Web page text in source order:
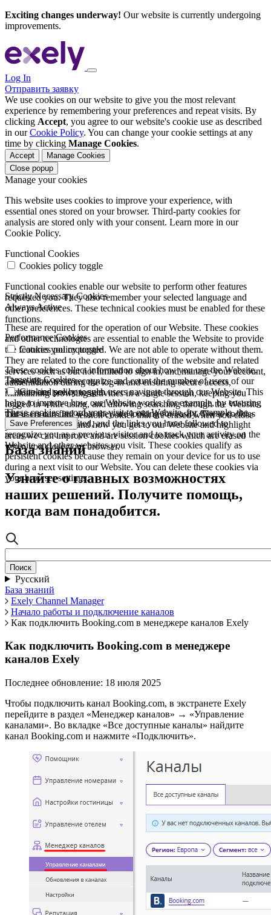
Exciting changes underway! Our website is currently undergoing
improvements.
Log In
Отправить заявку
We use cookies on our website to give you the most relevant
experience by remembering your preferences and repeat visits. By
clicking Accept, you agree to our website's cookie use as described
in ourCookie Policy. You can change your cookie settings at any
time by clicking Manage Cookies.
Accept
Manage Cookies
Close popup
Manage your cookies
This website uses cookies to improve your experience, with
essential ones stored on your browser. Third-party cookies for
analysis are stored only with your consent. Learn more in our
Cookie Policy.
Functional Cookies
Cookies policy toggle
Functional cookies enable our website to perform other features
requested you. They also remember your selected language and
other preferences. These technical cookies must be enabled for these
functions.
Strictly Necessary Cookies
Always Active
These are required for the operation of our Website. These cookies
and other technologies are essential to enable the Website to provide
the features you requested. We are not able to operate without them.
They are related to the core functionality of the website and related
services such as but not limited to sign in, and manage your account,
authentication during the log-in and ensuring secure access,
maintaining browsing activities in a single session, keeping you
logged in while using, and allowing searching through the Website.
These cookies are session cookies that are erased when you close
your browser.
Performance Cookies
Cookies policy toggle
These cookies collect information about how you use the Website.
These allow us to recognize and count the number of users of our
Website and see how such users navigate through our Website. This
helps to improve how our Website works, for example, by ensuring
that users can find what they are looking for easily. These cookies
are used to understand how you get to our Website and highlight
areas we can improve and are session cookies which are erased
when you close your browser.
Targeting Cookies
Cookies policy toggle
These cookies record your visit to our Website, for example, the
pages you have visited, and the links you have followed to
recognize you as a previous visitor and to track your activity on the
Website and other websites you visit. These cookies qualify as
persistent cookies because they remain on your device for us to use
during a next visit to our Website. You can delete these cookies via
your browser settings.
Save Preferences
База знаний
Узнайте о главных возможностях
наших решений. Получите помощь,
когда вам понадобится.
Русский
База знаний
Exely Channel Manager
Начало работы и подключение каналов
Как подключить Booking.com в менеджере каналов Exely
Как подключить Booking.com в менеджере
каналов Exely
Последнее обновление: 18 июля 2025
Чтобы подключить канал Booking.com, в экстранете Exely
перейдите в раздел «Менеджер каналов» → «Управление
каналами». Во вкладке «Все доступные каналы» найдите
канал Booking.com и нажмите «Подключить».